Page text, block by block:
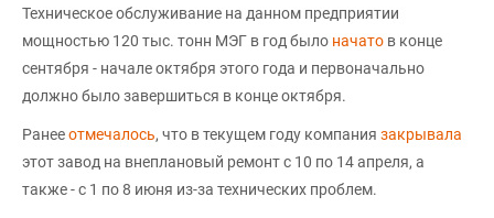
Техническое обслуживание на данном предприятии
мощностью 120 тыс. тонн МЭГ в год было начато в конце
сентября - начале октября этого года и первоначально
должно было завершиться в конце октября.
Ранееотмечалось, что в текущем году компания закрывала
этот завод на внеплановый ремонт с 10 по 14 апреля, а
также - с 1 по 8 июня из-за технических проблем.